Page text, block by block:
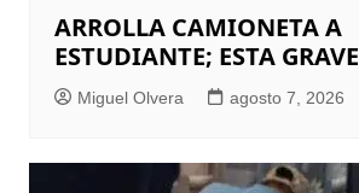
ARROLLA CAMIONETA A
ESTUDIANTE; ESTA GRAVE
Miguel Olvera agosto 7, 2026